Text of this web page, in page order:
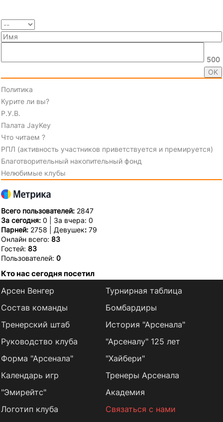
500
Политика
Курите ли вы?
Р.У.В.
Палата JayKey
Что читаем ?
РПЛ (активность участников приветствуется и премируется)
Благотворительный накопительный фонд
Нелюбимые клубы
Всего пользователей: 2847
За сегодня: 0 | За вчера: 0
Парней: 2758 | Девушек: 79
Онлайн всего: 83
Гостей: 83
Пользователей: 0
Кто нас сегодня посетил
Арсен Венгер
Состав команды
Тренерский штаб
Руководство клуба
Форма "Арсенала"
Календарь игр
Турнирная таблица
Бомбардиры
История "Арсенала"
"Арсеналу" 125 лет
"Хайбери"
Тренеры Арсенала
"Эмирейтс"
Логотип клуба
Академия
Связаться с нами